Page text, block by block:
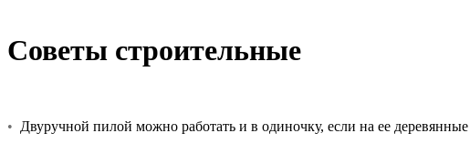
Советы строительные
• Двуручной пилой можно работать и в одиночку, если на ее